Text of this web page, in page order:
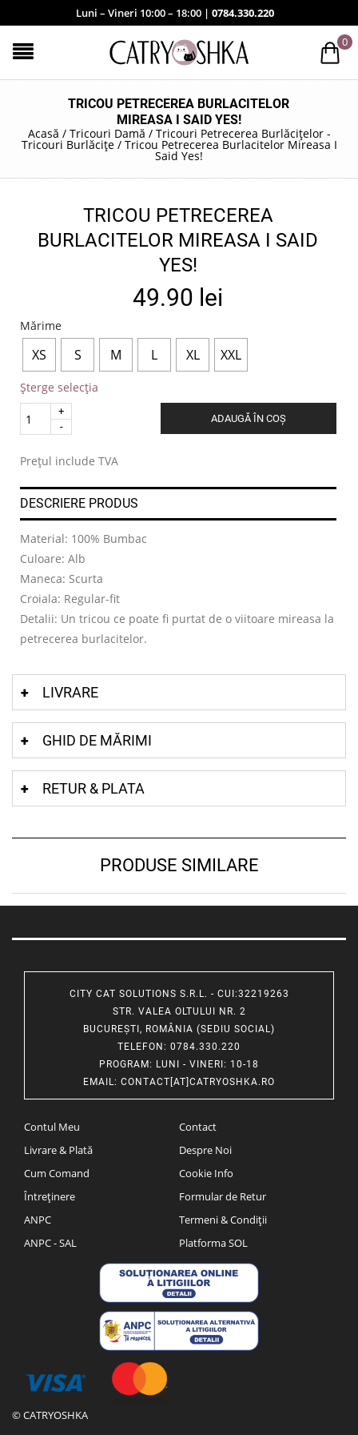
Luni – Vineri 10:00 – 18:00 | 0784.330.220
0
TRICOU PETRECEREA BURLACITELOR
MIREASA I SAID YES!
Acasă / Tricouri Damă / Tricouri Petrecerea Burlăcițelor -
Tricouri Burlăcițe/ Tricou Petrecerea Burlacitelor Mireasa I
Said Yes!
TRICOU PETRECEREA
BURLACITELOR MIREASA I SAID
YES!
49.90 lei
Mărime
XS S M L XL XXL
Șterge selecția
Quantity
ADAUGĂ ÎN COȘ
Prețul include TVA
DESCRIERE PRODUS
Material: 100% Bumbac
Culoare: Alb
Maneca: Scurta
Croiala: Regular-fit
Detalii: Un tricou ce poate fi purtat de o viitoare mireasa la
petrecerea burlacitelor.
LIVRARE
GHID DE MĂRIMI
RETUR & PLATA
PRODUSE SIMILARE
CITY CAT SOLUTIONS S.R.L. - CUI:32219263
STR. VALEA OLTULUI NR. 2
BUCUREȘTI, ROMÂNIA (SEDIU SOCIAL)
TELEFON : 0784.330.220
PROGRAM: LUNI - VINERI: 10-18
EMAIL: CONTACT[AT]CATRYOSHKA.RO
Contul Meu
Livrare & Plată
Cum Comand
Întreținere
ANPC
ANPC - SAL
Contact
Despre Noi
Cookie Info
Formular de Retur
Termeni & Condiții
Platforma SOL
© CATRYOSHKA